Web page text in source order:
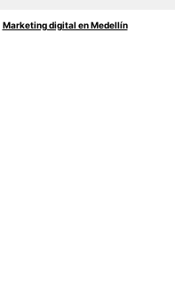
Marketing digital en Medellín